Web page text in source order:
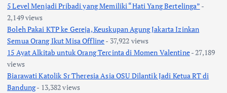
5 Level Menjadi Pribadi yang Memiliki “Hati Yang Bertelinga” -
2,149 views
Boleh Pakai KTP ke Gereja, Keuskupan Agung Jakarta Izinkan
Semua Orang Ikut Misa Offline- 37,922 views
15 Ayat Alkitab untuk Orang Tercinta di Momen Valentine- 27,189
views
Biarawati Katolik Sr Theresia Asia OSU Dilantik Jadi Ketua RT di
Bandung- 13,382 views